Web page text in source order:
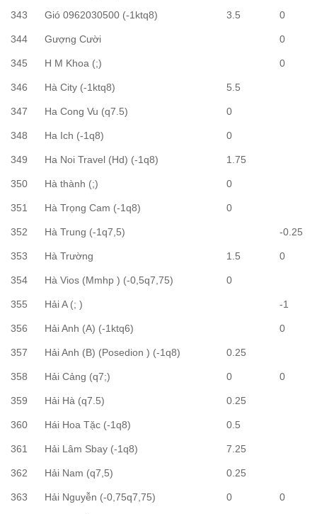
343 Gió 0962030500 (-1ktq8) 3.5 0
344 Gượng Cười 0
345 H M Khoa (;) 0
346 Hà City (-1ktq8) 5.5
347 Ha Cong Vu (q7.5) 0
348 Ha Ich (-1q8) 0
349 Ha Noi Travel (Hd) (-1q8) 1.75
350 Hà thành (;) 0
351 Hà Trọng Cam (-1q8) 0
352 Hà Trung (-1q7,5) -0.25
353 Hà Trường 1.5 0
354 Hà Vios (Mmhp ) (-0,5q7,75) 0
355 Hải A (; ) -1
356 Hải Anh (A) (-1ktq6) 0
357 Hải Anh (B) (Posedion ) (-1q8) 0.25
358 Hải Cảng (q7;) 0 0
359 Hải Hà (q7.5) 0.25
360 Hái Hoa Tặc (-1q8) 0.5
361 Hải Lâm Sbay (-1q8) 7.25
362 Hải Nam (q7,5) 0.25
363 Hải Nguyễn (-0,75q7,75) 0 0